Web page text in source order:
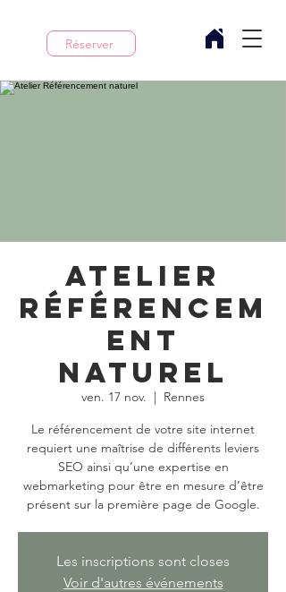
Réserver
Atelier
Référencem
ent
naturel
ven. 17 nov.
  |
Rennes
Le référencement de votre site internet
requiert une maîtrise de différents leviers
SEO ainsi qu’une expertise en
webmarketing pour être en mesure d’être
présent sur la première page de Google.
Les inscriptions sont closes
Voir d'autres événements